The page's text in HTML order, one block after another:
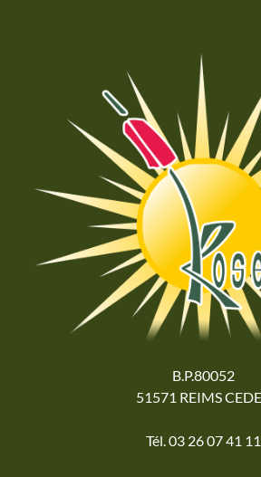
B.P.80052
51571 REIMS
Tél. 03 26 07 41 11